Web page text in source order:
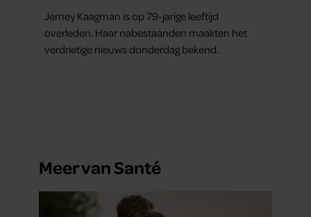
Jerney Kaagman is op 79-jarige leeftijd
overleden. Haar nabestaanden maakten het
verdrietige nieuws donderdag bekend.
Meer van Santé